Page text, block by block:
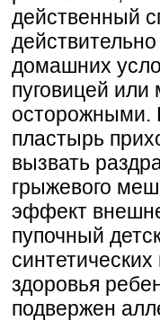
действенный
домашних
пуговицей
осторожными.
пластырь
вызвать
грыжевого
эффект
пупочный
здоровья
подвержен